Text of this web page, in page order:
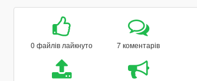
0 файлів лайкнуто 7 коментарів